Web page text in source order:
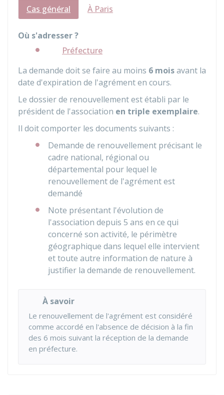
Cas général
À Paris
Où s'adresser ?
Préfecture
La demande doit se faire au moins 6 moisavant la
date d'expiration de l'agrément en cours.
Le dossier de renouvellement est établi par le
président de l'association en triple exemplaire.
Il doit comporter les documents suivants :
Demande de renouvellement précisant le
cadre national, régional ou
départemental pour lequel le
renouvellement de l'agrément est
demandé
Note présentant l'évolution de
l'association depuis 5 ans en ce qui
concerné son activité, le périmètre
géographique dans lequel elle intervient
et toute autre information de nature à
justifier la demande de renouvellement.
À savoir
Le renouvellement de l'agrément est considéré
comme accordé en l'absence de décision à la fin
des 6 mois suivant la réception de la demande
en préfecture.